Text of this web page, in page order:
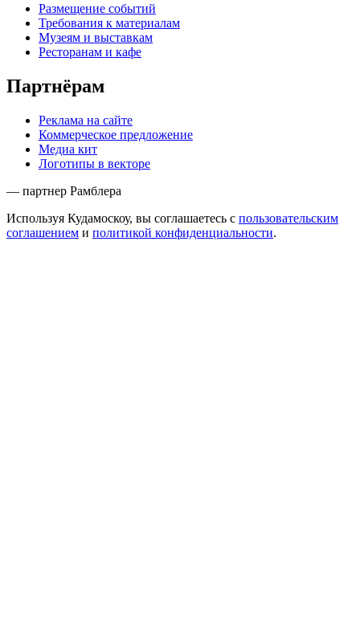
Размещение событий
Требования к материалам
Музеям и выставкам
Ресторанам и кафе
Партнёрам
Реклама на сайте
Коммерческое предложение
Медиа кит
Логотипы в векторе
— партнер Рамблера
Используя Кудамоскоу, вы соглашаетесь с пользовательским
соглашением и политикой конфиденциальности.